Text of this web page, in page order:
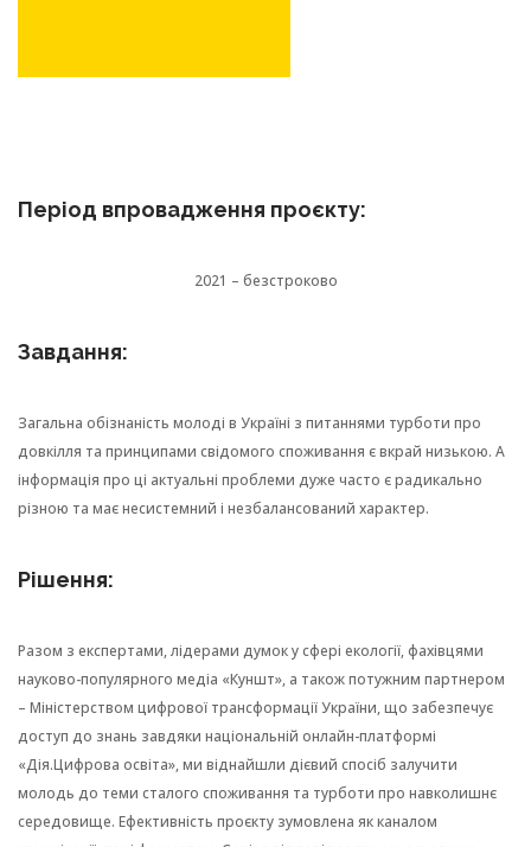
Період впровадження проєкту:
2021 – безстроково
Завдання:
Загальна обізнаність молоді в Україні з питаннями турботи про
довкілля та принципами свідомого споживання є вкрай низькою. А
інформація про ці актуальні проблеми дуже часто є радикально
різною та має несистемний і незбалансований характер.
Рішення:
Разом з експертами, лідерами думок у сфері екології, фахівцями
науково-популярного медіа «Куншт», а також потужним партнером
– Міністерством цифрової трансформації України, що забезпечує
доступ до знань завдяки національній онлайн-платформі
«Дія.Цифрова освіта», ми віднайшли дієвий спосіб залучити
молодь до теми сталого споживання та турботи про навколишнє
середовище. Ефективність проєкту зумовлена як каналом